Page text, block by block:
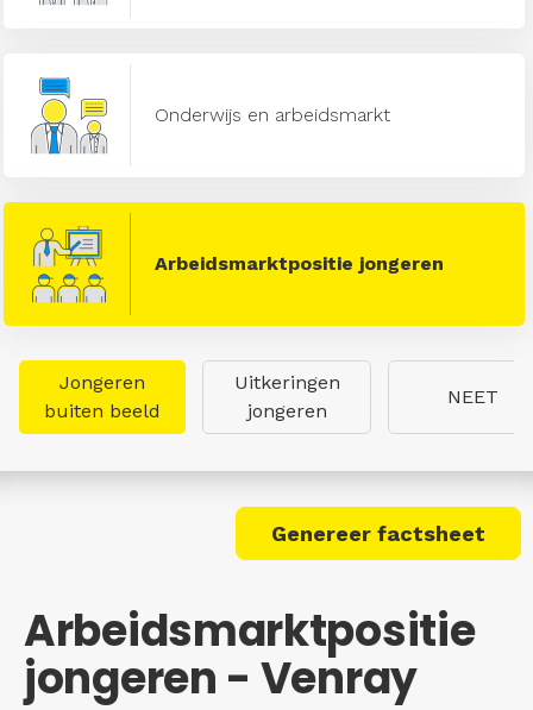
Onderwijs en arbeidsmarkt
Arbeidsmarktpositie jongeren
Jongeren
buiten beeld
Uitkeringen
jongeren
NEET
Genereer factsheet
Arbeidsmarktpositie
jongeren - Venray